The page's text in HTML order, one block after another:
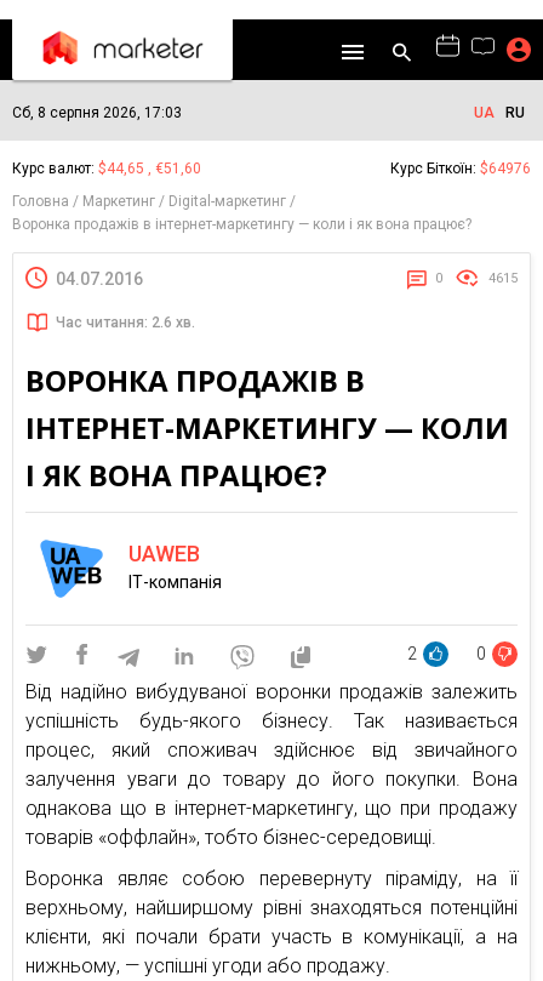
Сб, 8 серпня 2026, 17:03 UA RU
Курс валют: $44,65 , €51,60 Курс Біткоїн: $64976
Головна
Маркетинг
Digital-маркетинг
Воронка продажів в інтернет-маркетингу — коли і як вона працює?
04.07.2016 0 4615
Час читання: 2.6 хв.
ВОРОНКА ПРОДАЖІВ В
ІНТЕРНЕТ-МАРКЕТИНГУ — КОЛИ
І ЯК ВОНА ПРАЦЮЄ?
UAWEB
ІТ-компанія
2 0
Від надійно вибудуваної воронки продажів залежить
успішність будь-якого бізнесу. Так називається
процес, який споживач здійснює від звичайного
залучення уваги до товару до його покупки. Вона
однакова що в інтернет-маркетингу, що при продажу
товарів «оффлайн», тобто бізнес-середовищі.
Воронка являє собою перевернуту піраміду, на її
верхньому, найширшому рівні знаходяться потенційні
клієнти, які почали брати участь в комунікації, а на
нижньому, — успішні угоди або продажу.